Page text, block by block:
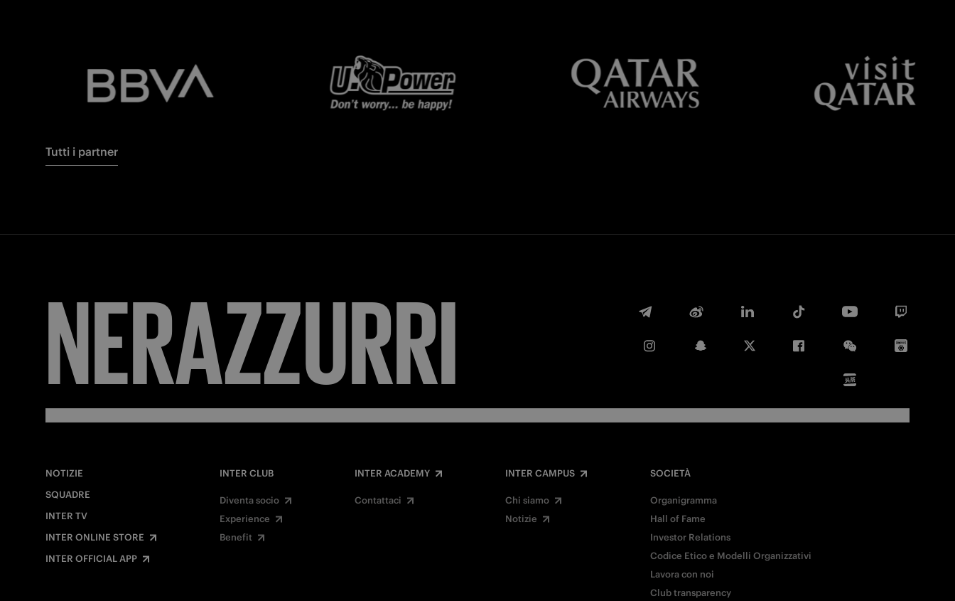
Tutti i partner
NERAZZURRI
NOTIZIE
SQUADRE
INTER TV
INTER ONLINE STORE
INTER OFFICIAL APP
INTER CLUB
Diventa socio
Experience
Benefit
INTER ACADEMY
Contattaci
INTER CAMPUS
Chi siamo
Notizie
SOCIETÀ
Organigramma
Hall of Fame
Investor Relations
Codice Etico e Modelli Organizzativi
Lavora con noi
Club transparency